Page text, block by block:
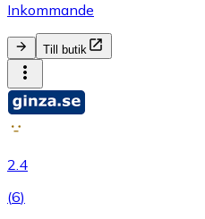
Inkommande
Till butik
2.4
(6)